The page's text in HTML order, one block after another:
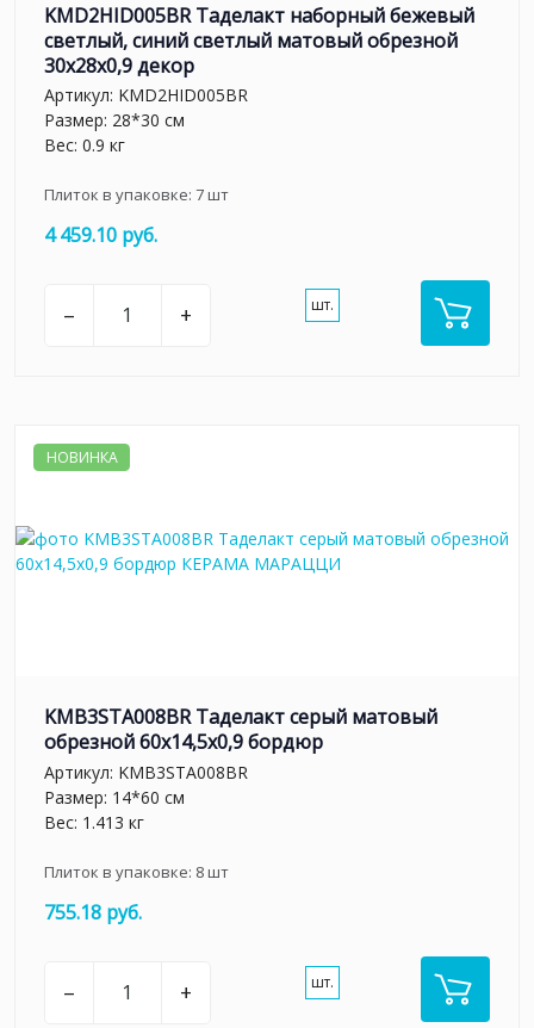
KMD2HID005BR Таделакт наборный бежевый
светлый, синий светлый матовый обрезной
30x28x0,9 декор
Артикул: KMD2HID005BR
Размер: 28*30 см
Вес: 0.9 кг
Плиток в упаковке: 7шт
4 459.10 руб.
– + шт.
НОВИНКА
KMB3STA008BR Таделакт серый матовый
обрезной 60x14,5x0,9 бордюр
Артикул: KMB3STA008BR
Размер: 14*60 см
Вес: 1.413 кг
Плиток в упаковке: 8шт
755.18 руб.
– + шт.